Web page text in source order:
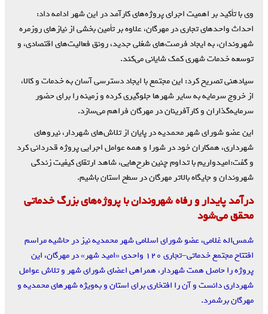
وی با تأکید بر اهمیت اجرای پروژه‌های کارآمد در این شهر ادامه داد:
احداث واحدهای تجاری در مهرگان، علاوه بر تأمین بخشی از نیازهای روزمره
شهروندان، به ایجاد فرصت‌های شغلی جدید، رونق فعالیت‌های اقتصادی، و
توسعه خدمات شهری کمک شایانی می‌کند.
سیادهنی تصریح کرد: این مجتمع با ایجاد دسترسی آسان به خدمات و کالا،
از خروج سرمایه به سایر شهرها جلوگیری کرده و زمینه را برای حضور
سرمایه‌گذاران و کارآفرینان در مهرگان فراهم می‌سازد.
این عضو شورای شهر محمدیه در پایان از تلاش‌های شهردار، نیروهای
شهرداری، همکاران خود در شورا و همه عوامل اجرایی پروژه قدردانی کرد
و گفت:امیدواریم با تداوم چنین طرح‌هایی، شاهد ارتقای کیفیت زندگی
شهروندان و جایگاه بالاتر مهرگان در سطح استان باشیم.
درآمد پایدار و رفاه شهروندان با پروژه‌های بزرگ خدماتی
محقق می‌شود
شمس‌اله غلامی، عضو شورای اسلامی شهر محمدیه نیز در حاشیه مراسم
افتتاح مجتمع خدماتی–تجاری ۱۲۰ واحدی «امید شهر» در مهرگان، این
پروژه را حاصل همت شهردار، همراهی اعضای شورای شهر و تلاش عوامل
شهرداری دانست و آن را افتخاری برای استان و به‌ویژه شهرهای محمدیه و
مهرگان برشمرد.